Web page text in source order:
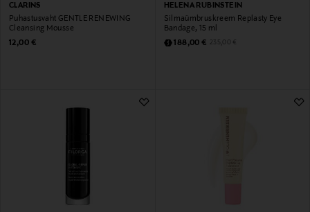
CLARINS
Puhastusvaht GENTLE RENEWING
Cleansing Mousse
Original Price
12,00 €
HELENA RUBINSTEIN
Silmaümbruskreem Replasty Eye
Bandage, 15 ml
Discounted Price
188,00 € Original Price
235,00 €